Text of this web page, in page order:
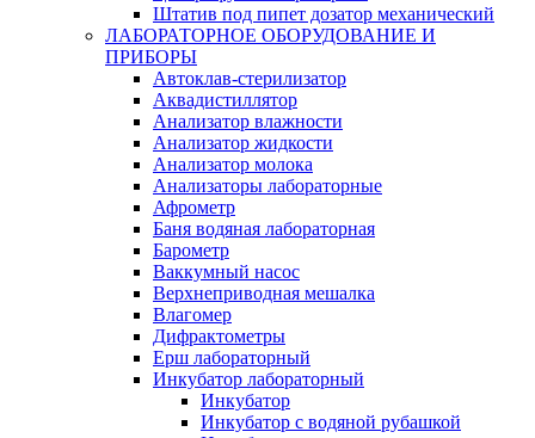
Штатив под пипет дозатор механический
ЛАБОРАТОРНОЕ ОБОРУДОВАНИЕ И
ПРИБОРЫ
Автоклав-стерилизатор
Аквадистиллятор
Анализатор влажности
Анализатор жидкости
Анализатор молока
Анализаторы лабораторные
Афрометр
Баня водяная лабораторная
Барометр
Ваккумный насос
Верхнеприводная мешалка
Влагомер
Дифрактометры
Ерш лабораторный
Инкубатор лабораторный
Инкубатор
Инкубатор с водяной рубашкой